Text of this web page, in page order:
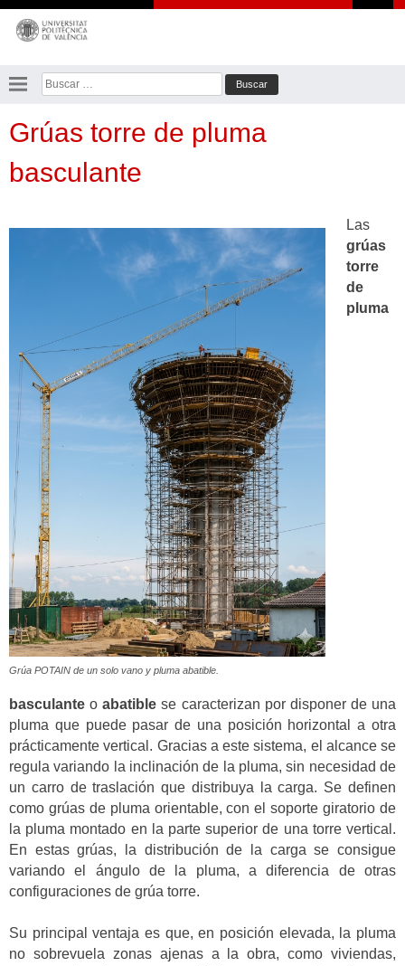
Saltar
contenido
Buscar:
Grúas torre de pluma
basculante
Grúa POTAIN de un solo vano y pluma abatible.
Las
grúas
torre
de
pluma
basculante oabatible se caracterizan por disponer de una
pluma que puede pasar de una posición horizontal a otra
prácticamente vertical. Gracias a este sistema, el alcance se
regula variando la inclinación de la pluma, sin necesidad de
un carro de traslación que distribuya la carga. Se definen
como grúas de pluma orientable, con el soporte giratorio de
la pluma montado en la parte superior de una torre vertical.
En estas grúas, la distribución de la carga se consigue
variando el ángulo de la pluma, a diferencia de otras
configuraciones de grúa torre.
Su principal ventaja es que, en posición elevada, la pluma
no sobrevuela zonas ajenas a la obra, como viviendas,